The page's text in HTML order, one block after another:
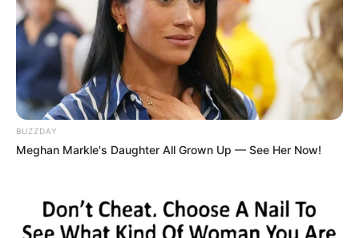
Anti Mainstream, 10 Cara
Membawa Barang Belanjaan
Versi Warga Thailand
Langka Banget! 10 Pose Lucu
Katak yang Bikin Ketawa
Gemes
BUZZDAY
Meghan Markle's Daughter All Grown Up — See Her Now!